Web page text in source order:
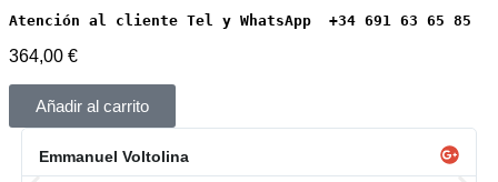
Atención al cliente Tel y WhatsApp  +34 691 63 65 85
364,00 €
Añadir al carrito
Emmanuel Voltolina